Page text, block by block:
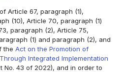
Article 67, paragraph (1),
(10), Article 70, paragraph (1)
paragraph (2), Article 75,
(1) and paragraph (2), and
theAct on the Promotion of
Integrated Implementation
No. 43 of 2022), and in order to